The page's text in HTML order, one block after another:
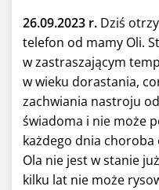
26.09.2023 r. Dziś
telefon od mamy Oli.
w zastraszającym
w wieku dorastania,
zachwiania nastroju
świadoma i nie może
każdego dnia choroba
Ola nie jest w stanie
kilku lat nie może